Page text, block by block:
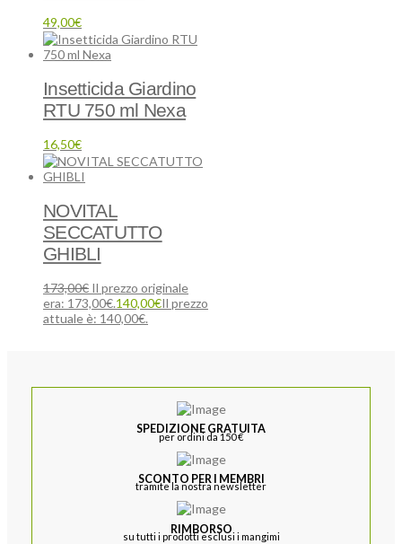
49,00€
Insetticida Giardino
RTU 750 ml Nexa
16,50€
NOVITAL
SECCATUTTO
GHIBLI
173,00€ Il prezzo originale
era: 173,00€.140,00€Il prezzo
attuale è: 140,00€.
SPEDIZIONE GRATUITA
per ordini da 150 €
SCONTO PER I MEMBRI
tramite la nostra newsletter
RIMBORSO
su tutti i prodotti esclusi i mangimi